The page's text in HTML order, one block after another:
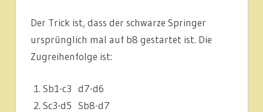
Der Trick ist, dass der schwarze Springer
ursprünglich mal auf b8 gestartet ist. Die
Zugreihenfolge ist:
Sb1-c3 d7-d6
Sc3-d5 Sb8-d7